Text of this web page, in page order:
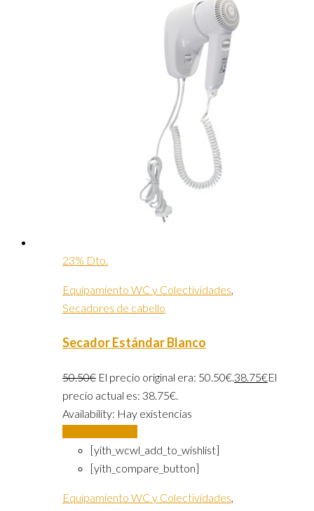
23% Dto.
Equipamiento WC y Colectividades
Secadores de cabello
Secador Estándar Blanco
50.50€ El precio original era: 50.50€. 38.75€El
precio actual es: 38.75€.
Availability: Hay existencias
[yith_wcwl_add_to_wishlist]
[yith_compare_button]
Equipamiento WC y Colectividades